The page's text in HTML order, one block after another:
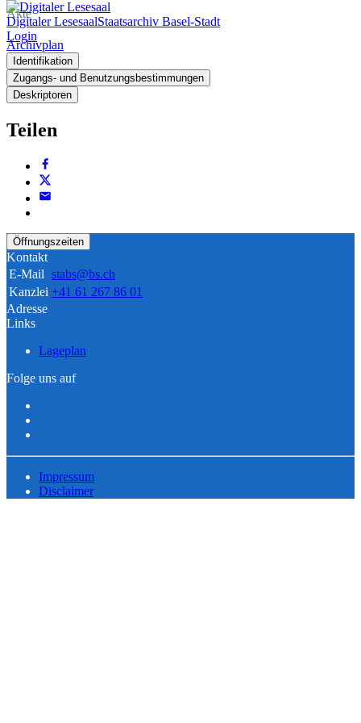
Digitaler LesesaalStaatsarchiv Basel-Stadt
Login
Akte
Archivplan
Identifikation
Zugangs- und Benutzungsbestimmungen
Deskriptoren
Teilen
Öffnungszeiten
Kontakt
E-Mail stabs@bs.ch
Kanzlei +41 61 267 86 01
Adresse
Links
Lageplan
Folge uns auf
Impressum
Disclaimer